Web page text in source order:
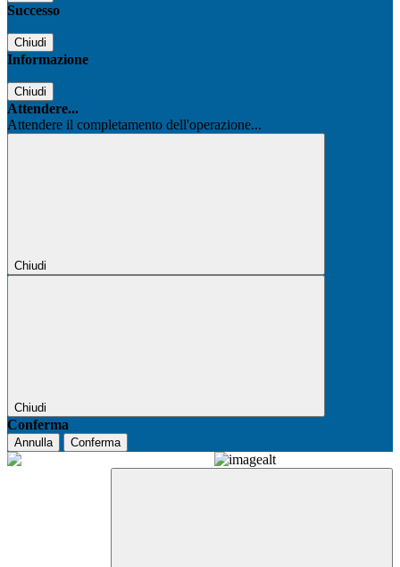
Successo
Chiudi
Informazione
Chiudi
Attendere...
Attendere il completamento dell'operazione...
Chiudi
Chiudi
Conferma
Annulla Conferma